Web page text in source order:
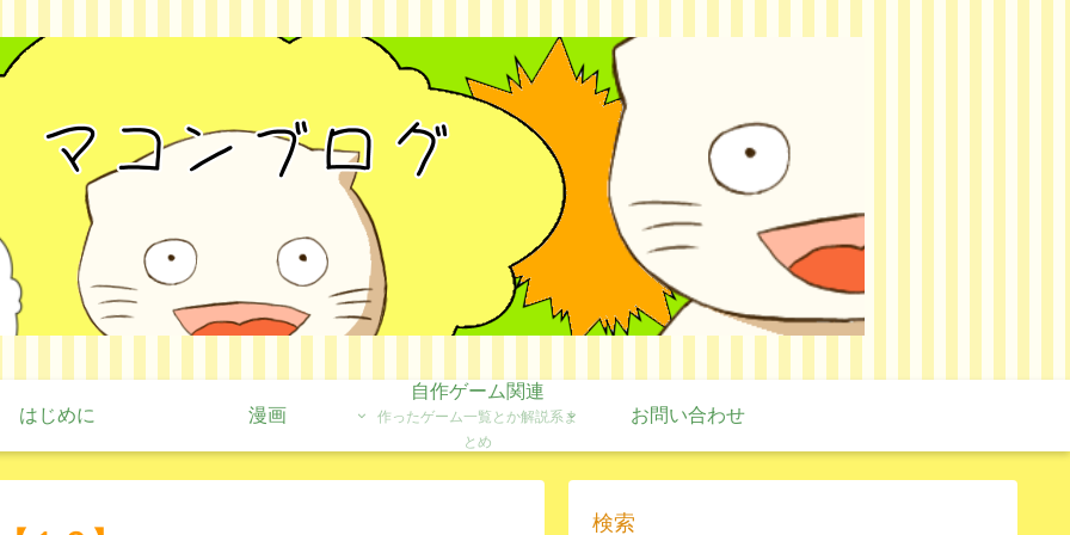
はじめに 漫画
自作ゲーム関連
作ったゲーム一覧とか解説系ま
とめ
お問い合わせ
検索